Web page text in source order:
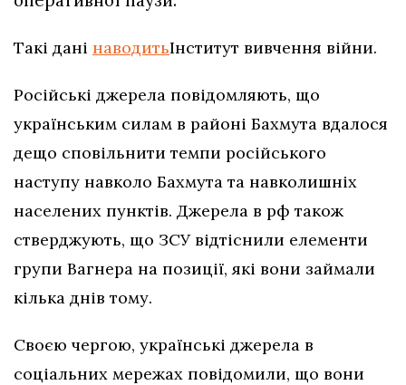
Такі дані наводитьІнститут вивчення війни.
Російські джерела повідомляють, що
українським силам в районі Бахмута вдалося
дещо сповільнити темпи російського
наступу навколо Бахмута та навколишніх
населених пунктів. Джерела в рф також
стверджують, що ЗСУ відтіснили елементи
групи Вагнера на позиції, які вони займали
кілька днів тому.
Своєю чергою, українські джерела в
соціальних мережах повідомили, що вони